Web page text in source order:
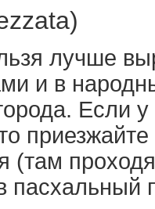
лучше
и в
Если у
пасхальный